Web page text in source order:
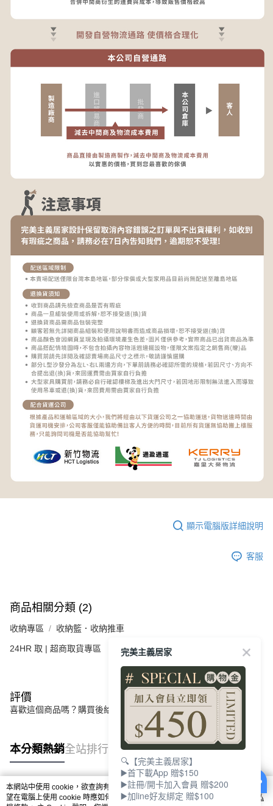
顯示電腦版詳細說明
客服
商品相關分類 (2)
收納專區 收納籃．收納推車
24HR 取 | 超商取貨專區
評價
喜歡這個商品嗎？購買後給他一個好評吧
本分類熱銷全站排行
熱門標籤
本網站中使用 cookie，欲查詢有關本網站使用 cookie 方式之詳情，及若您不希
望在電腦上使用 cookie 時應如何變更電腦的 cookie 設定，請參閱本網站「
隱私
完美主義居家
🔍【完美主義居家】
▶️首下載App 贈$150
▶️註冊/開卡加入會員 贈$200
▶️加line好友綁定 贈$100